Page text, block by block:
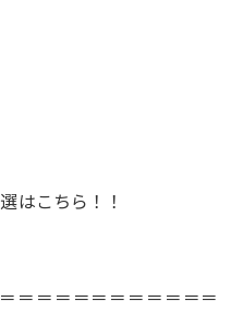
はこちら！！
＝＝＝＝＝＝＝＝＝＝＝